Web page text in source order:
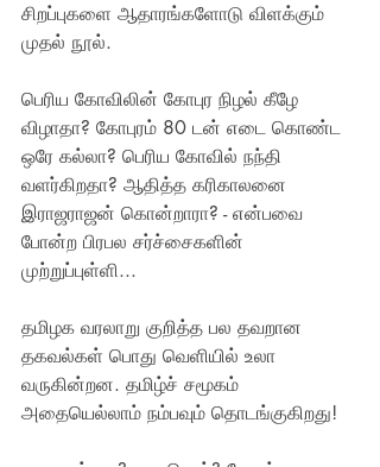
சிறப்புகளை ஆதாரங்களோடு விளக்கும்
முதல் நூல்.
பெரிய கோவிலின் கோபுர நிழல் கீழே
விழாதா? கோபுரம் 80 டன் எடை கொண்ட
ஒரே கல்லா? பெரிய கோவில் நந்தி
வளர்கிறதா? ஆதித்த கரிகாலனை
இராஜராஜன் கொன்றாரா? - என்பவை
போன்ற பிரபல சர்ச்சைகளின்
முற்றுப்புள்ளி...
தமிழக வரலாறு குறித்த பல தவறான
தகவல்கள் பொது வெளியில் உலா
வருகின்றன. தமிழ்ச் சமூகம்
அதையெல்லாம் நம்பவும் தொடங்குகிறது!